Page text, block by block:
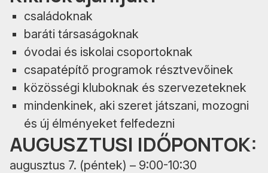
családoknak
baráti társaságoknak
óvodai és iskolai csoportoknak
csapatépítő programok résztvevőinek
közösségi kluboknak és szervezeteknek
mindenkinek, aki szeret játszani, mozogni
és új élményeket felfedezni
AUGUSZTUSI IDŐPONTOK:
augusztus 7. (péntek) – 9:00-10:30